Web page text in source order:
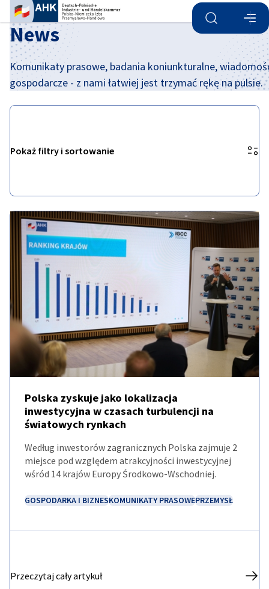
Otwórz
Polish
News
Komunikaty prasowe, badania koniunkturalne,
gospodarcze - z nami łatwiej jest trzymać rękę na pulsie.
Opcje filtrowania zostały pomyślnie zaktualizowane
Pokaż filtry i sortowanie
POLECANE AKTUALNOŚCI
Polska zyskuje jako lokalizacja
inwestycyjna w czasach turbulencji na
światowych rynkach
Według inwestorów zagranicznych Polska zajmuje 2
miejsce pod względem atrakcyjności inwestycyjnej
wśród 14 krajów Europy Środkowo-Wschodniej.
GOSPODARKA I BIZNESKOMUNIKATY PRASOWEPRZEMYSŁ
Przeczytaj cały artykuł